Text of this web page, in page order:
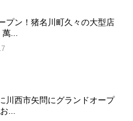
プン！猪名川町久々の大型店
萬...
川西市矢問にグランドオープ
...